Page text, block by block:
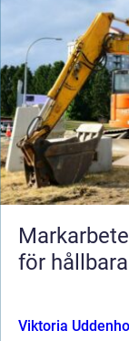
för
Viktoria